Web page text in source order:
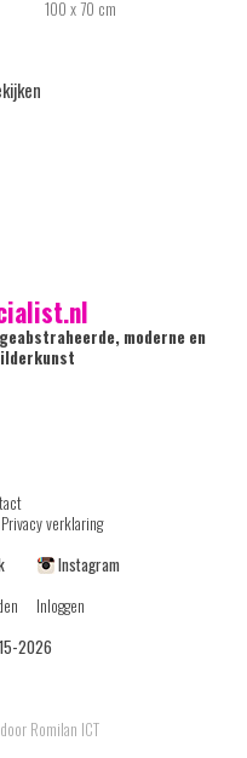
100 x 70 cm
moderne en
Privacy verklaring
Instagram
Inloggen
2026
Romilan ICT